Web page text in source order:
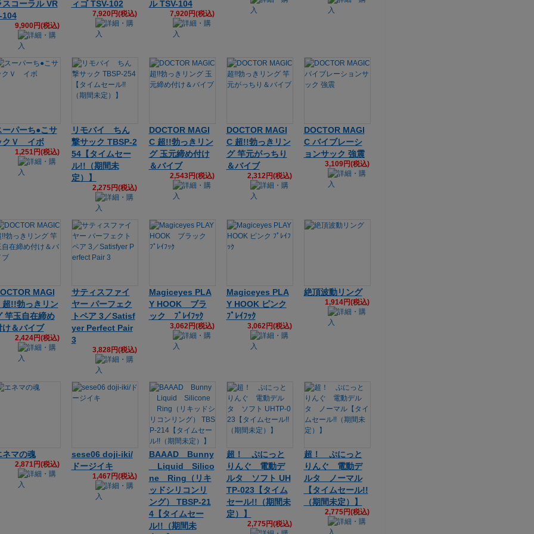
スコーラル VR
104
9,900円(税込)
ィゴ TSV-102
7,920円(税込)
ル TSV-104
7,920円(税込)
ーパーち●こサ
クＶ イボ
1,251円(税込)
リモバイ ちん
撃サック TBSP-2
54【タイムセー
ル!!（期間未
定）】
2,275円(税込)
DOCTOR MAGI
C 超!!勃っきリン
グ 玉元締め付け
＆バイブ
2,543円(税込)
DOCTOR MAGI
C 超!!勃っきリン
グ 竿元がっちり
＆バイブ
2,312円(税込)
DOCTOR MAGI
C バイブレーシ
ョンサック 強震
3,109円(税込)
MAGI
超!!勃っきリン
竿玉自在締め
け＆バイブ
2,424円(税込)
サティスファイ
ヤー パーフェク
トペア 3／Satisf
yer Perfect Pair
3
3,828円(税込)
Magiceyes PLA
Y HOOK ブラ
ック ﾌﾟﾚｲﾌｯｸ
3,062円(税込)
Magiceyes PLA
Y HOOK ピンク
ﾌﾟﾚｲﾌｯｸ
3,062円(税込)
絶頂波動リング
1,914円(税込)
ネマの魂
2,871円(税込)
sese06 doji-iki/
ドージイキ
1,467円(税込)
BAAAD Bunny
Liquid Silico
ne Ring（リキ
ッドシリコンリ
ング） TBSP-21
4【タイムセー
ル!!（期間未
超！ ぷにっと
りんぐ 電動デ
ルタ ソフト UH
TP-023【タイム
セール!!（期間未
定）】
2,775円(税込)
超！ ぷにっと
りんぐ 電動デ
ルタ ノーマル
【タイムセール!!
（期間未定）】
2,775円(税込)